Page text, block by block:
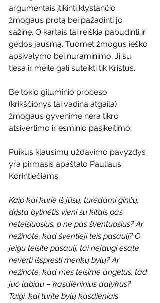
argumentais įtikinti klystančio
žmogaus protą bei pažadinti jo
sąžinę. O kartais tai reiškia pabudinti ir
gėdos jausmą. Tuomet žmogus ieško
apsivalymo bei nuraminimo. Jį su
tiesa ir meile gali suteikti tik Kristus.
Be tokio giluminio proceso
(krikščionys tai vadina atgaila)
žmogaus gyvenime nėra tikro
atsivertimo ir esminio pasikeitimo.
Puikus klausimų uždavimo pavyzdys
yra pirmasis apaštalo Pauliaus
Korintiečiams.
Kaip kai kurie iš jūsų, turėdami ginčų,
drįsta bylinėtis vieni su kitais pas
neteisiuosius, o ne pas šventuosius? Ar
nežinote, kad šventieji teis pasaulį? O
jeigu teisite pasaulį, tai nejaugi esate
neverti išspręsti menkų bylų? Ar
nežinote, kad mes teisime angelus, tad
juo labiau – kasdieninius dalykus?
Taigi, kai turite bylų kasdieniais